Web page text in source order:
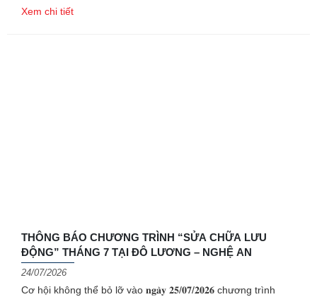
Xem chi tiết
THÔNG BÁO CHƯƠNG TRÌNH “SỬA CHỮA LƯU
ĐỘNG” THÁNG 7 TẠI ĐÔ LƯƠNG – NGHỆ AN
24/07/2026
Cơ hội không thể bỏ lỡ vào 𝐧𝐠𝐚̀𝐲 𝟐𝟓/𝟎𝟕/𝟐𝟎𝟐𝟔 chương trình